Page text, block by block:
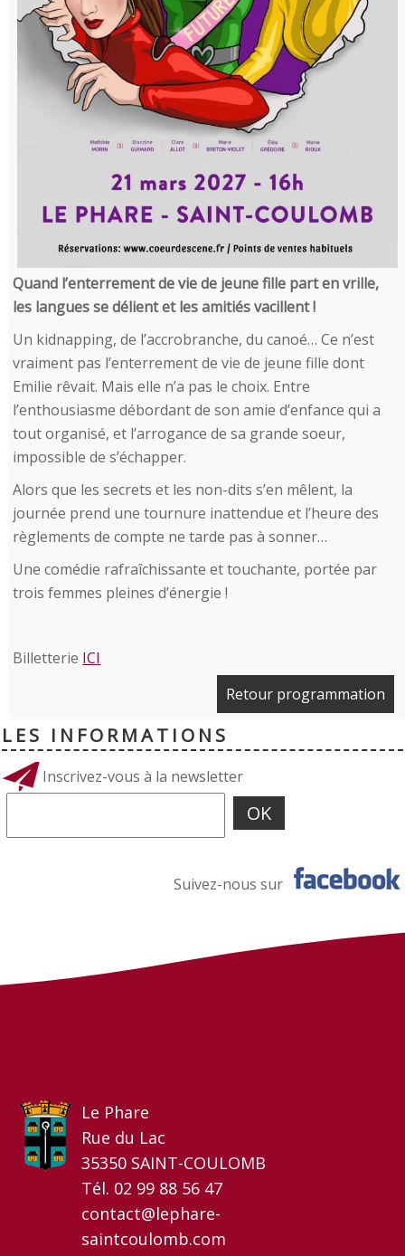
Quand l’enterrement de vie de jeune fille part en vrille,
les langues se délient et les amitiés vacillent !
Un kidnapping, de l’accrobranche, du canoé… Ce n’est
vraiment pas l’enterrement de vie de jeune fille dont
Emilie rêvait. Mais elle n’a pas le choix. Entre
l’enthousiasme débordant de son amie d’enfance qui a
tout organisé, et l’arrogance de sa grande soeur,
impossible de s’échapper.
Alors que les secrets et les non-dits s’en mêlent, la
journée prend une tournure inattendue et l’heure des
règlements de compte ne tarde pas à sonner…
Une comédie rafraîchissante et touchante, portée par
trois femmes pleines d’énergie !
Billetterie ICI
Retour programmation
LES INFORMATIONS
Inscrivez-vous à la newsletter
Suivez-nous sur
Le Phare
Rue du Lac
35350 SAINT-COULOMB
Tél. 02 99 88 56 47
contact@lephare-
saintcoulomb.com